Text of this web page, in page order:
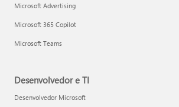
Microsoft Advertising
Microsoft 365 Copilot
Microsoft Teams
Desenvolvedor e TI
Desenvolvedor Microsoft